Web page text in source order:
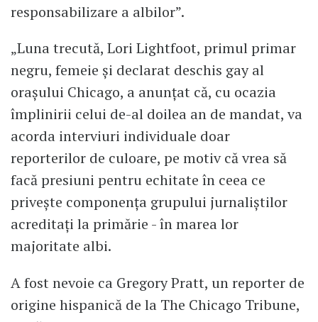
responsabilizare a albilor”.
„Luna trecută, Lori Lightfoot, primul primar
negru, femeie și declarat deschis gay al
orașului Chicago, a anunțat că, cu ocazia
împlinirii celui de-al doilea an de mandat, va
acorda interviuri individuale doar
reporterilor de culoare, pe motiv că vrea să
facă presiuni pentru echitate în ceea ce
privește componența grupului jurnaliștilor
acreditați la primărie - în marea lor
majoritate albi.
A fost nevoie ca Gregory Pratt, un reporter de
origine hispanică de la The Chicago Tribune,